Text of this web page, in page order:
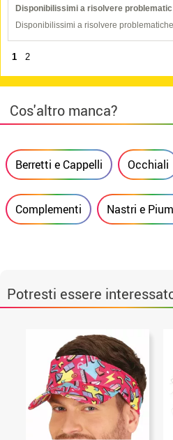
Disponibilissimi a risolvere
Disponibilissimi a risolvere
1 2
Cos'altro manca?
Berretti e Cappelli Occhiali
Complementi Nastri e
Potresti essere